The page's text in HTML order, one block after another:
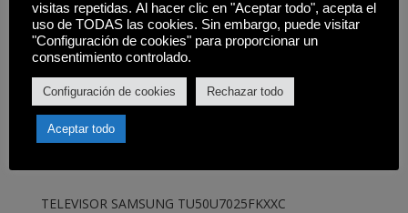
TELEVISOR SAMSUNG TU50U7025FKXXC
visitas repetidas. Al hacer clic en "Aceptar todo", acepta el
uso de TODAS las cookies. Sin embargo, puede visitar
"Configuración de cookies" para proporcionar un
consentimiento controlado.
Configuración de cookies Rechazar todo
Aceptar todo